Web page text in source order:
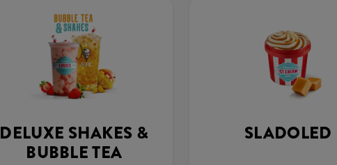
DELUXE SHAKES &
BUBBLE TEA
SLADOLED